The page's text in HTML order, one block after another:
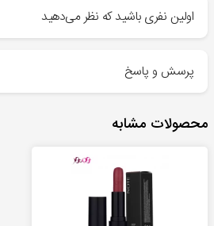
اولین نفری باشید که نظر می‌دهید
پرسش و پاسخ
محصولات مشابه